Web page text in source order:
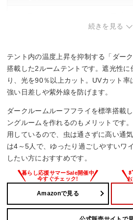
続きを見る
テント内の温度上昇を抑制する「ダー
搭載した2ルームテントです。遮光性に
り、光を90％以上カット。UVカット
強い日差しや紫外線を防げます。
ダークルームルーフフライを標準搭載
ングルームを作れるのもメリットです
用しているので、虫は通さずに高い通
は4～5人で、ゆったり過ごしやすいワ
したい方におすすめです。
Amazonで見る